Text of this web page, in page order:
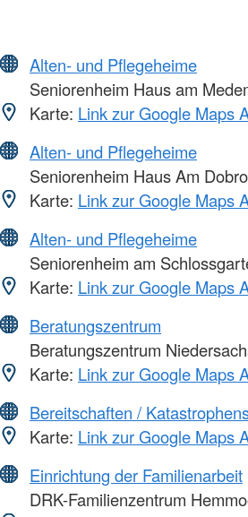
Alten- und Pflegeheime
Seniorenheim Haus am
Karte: Link zur Google Maps
Alten- und Pflegeheime
Seniorenheim Haus Am
Karte: Link zur Google Maps
Alten- und Pflegeheime
Seniorenheim am
Karte: Link zur Google Maps
Beratungszentrum
Beratungszentrum
Karte: Link zur Google Maps
Bereitschaften /
Karte: Link zur Google Maps
Einrichtung der Familienarbeit
DRK-Familienzentrum